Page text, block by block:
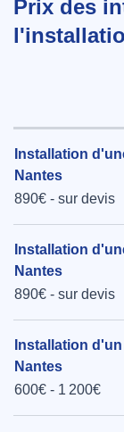
Prix des
Installation
Nantes
890€ - sur devis
Installation
Nantes
890€ - sur devis
Installation
Nantes
600€ - 1 200€